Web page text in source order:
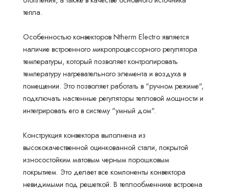
тепла.
Особенностью конвекторов Ntherm Electro является
наличие встроенного микропроцессорного регулятора
температуры, который позволяет контролировать
температуру нагревательного элемента и воздуха в
помещении. Это позволяет работать в "ручном режиме",
подключать настенные регуляторы тепловой мощности и
интегрировать его в систему "умный дом".
Конструкция конвектора выполнена из
высококачественной оцинкованной стали, покрытой
износостойким матовым черным порошковым
покрытием. Это делает все компоненты конвектора
невидимыми под решеткой. В теплообменнике встроена